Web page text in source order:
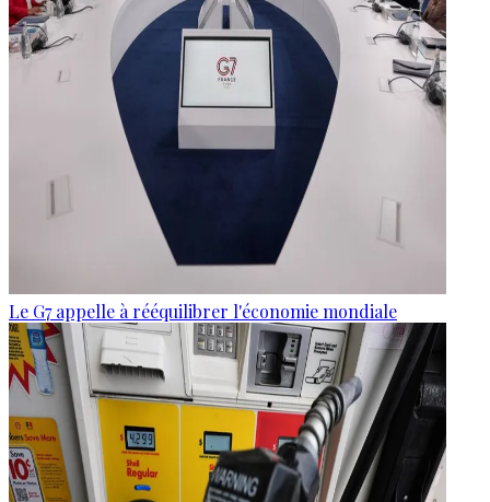
Le G7 appelle à rééquilibrer l'économie mondiale